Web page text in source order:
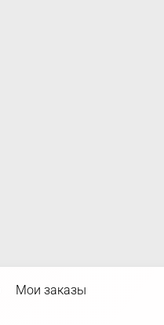
Мои заказы